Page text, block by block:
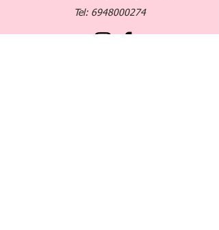
Tel: 6948000274